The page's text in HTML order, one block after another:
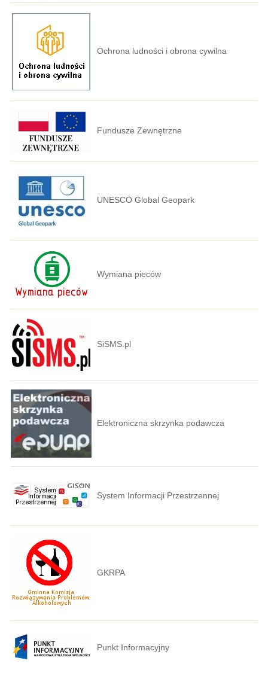
Ochrona ludności i obrona cywilna
Fundusze Zewnętrzne
UNESCO Global Geopark
Wymiana pieców
SiSMS.pl
Elektroniczna skrzynka podawcza
System Informacji Przestrzennej
GKRPA
Punkt Informacyjny